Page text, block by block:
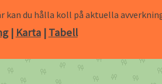
kan du hålla koll på aktuella
| Karta| Tabell